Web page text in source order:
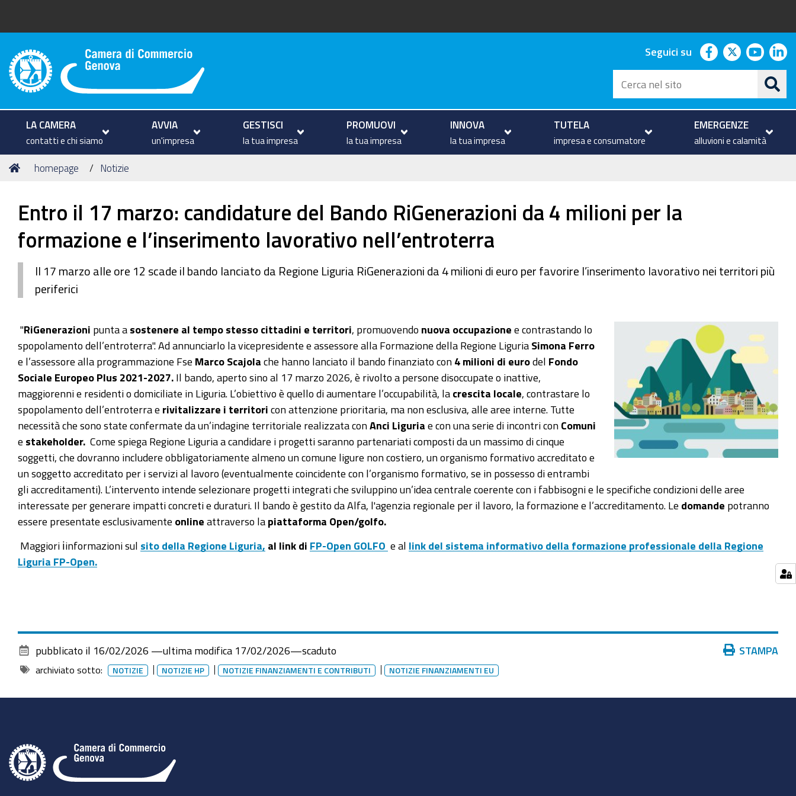
Camera di Commercio di Genova
Seguici su facebook
twitter
Cerca
nel
sito
LA CAMERA
contatti e chi siamo
AVVIA
un'impresa
GESTISCI
la tua impresa
PROMUOVI
la tua impresa
INNOVA
la tua impresa
TUTELA
impresa e consumatore
EMERGENZE
alluvioni e calamità
Tu
Home
homepage Notizie
Entro il 17 marzo: candidature del Bando RiGenerazioni da 4 milioni per la
formazione e l’inserimento lavorativo nell’entroterra
Il 17 marzo alle ore 12 scade il bando lanciato da Regione Liguria RiGenerazioni da 4 milioni di euro per favorire l’inserimento lavorativo nei territori più
periferici
"RiGenerazioni punta a sostenere al tempo stesso cittadini e territori , promuovendo nuova occupazione e contrastando lo
spopolamento dell’entroterra". Ad annunciarlo la vicepresidente e assessore alla Formazione della Regione Liguria Simona Ferro
e l’assessore alla programmazione Fse Marco Scajola che hanno lanciato il bando finanziato con 4 milioni di euro del Fondo
Sociale Europeo Plus 2021-2027. Il bando, aperto sino al 17 marzo 2026, è rivolto a persone disoccupate o inattive,
maggiorenni e residenti o domiciliate in Liguria. L’obiettivo è quello di aumentare l’occupabilità, la crescita locale , contrastare lo
spopolamento dell’entroterra e rivitalizzare i territori con attenzione prioritaria, ma non esclusiva, alle aree interne. Tutte
necessità che sono state confermate da un’indagine territoriale realizzata con Anci Liguria e con una serie di incontri con Comuni
e stakeholder. Come spiega Regione Liguria a candidare i progetti saranno partenariati composti da un massimo di cinque
soggetti, che dovranno includere obbligatoriamente almeno un comune ligure non costiero, un organismo formativo accreditato e
un soggetto accreditato per i servizi al lavoro (eventualmente coincidente con l’organismo formativo, se in possesso di entrambi
gli accreditamenti). L’intervento intende selezionare progetti integrati che sviluppino un’idea centrale coerente con i fabbisogni e le specifiche condizioni delle aree
interessate per generare impatti concreti e duraturi. Il bando è gestito da Alfa, l'agenzia regionale per il lavoro, la formazione e l’accreditamento. Le domande potranno
essere presentate esclusivamente online attraverso la piattaforma Open/golfo.
Maggiori ℹ️informazioni sul sito della Regione Liguria, al link di FP-Open GOLFO e al link del sistema informativo della formazione professionale della Regione
Liguria FP-Open
Azioni STAMPA
pubblicato il 16/02/2026 —ultima modifica 17/02/2026—scaduto
archiviato sotto: NOTIZIE NOTIZIE HP NOTIZIE FINANZIAMENTI E CONTRIBUTI NOTIZIE FINANZIAMENTI EU